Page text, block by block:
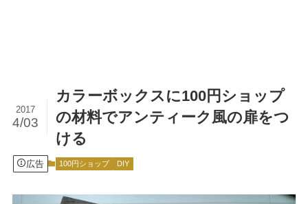
カラーボックスに100円ショップ
の材料でアンティーク風の扉をつ
ける
2017
4/03
広告 100円ショップ DIY